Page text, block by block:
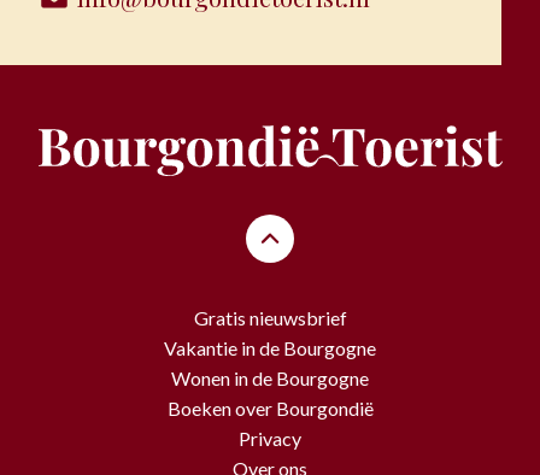
Gratis nieuwsbrief
Vakantie in de Bourgogne
Wonen in de Bourgogne
Boeken over Bourgondië
Privacy
Over ons